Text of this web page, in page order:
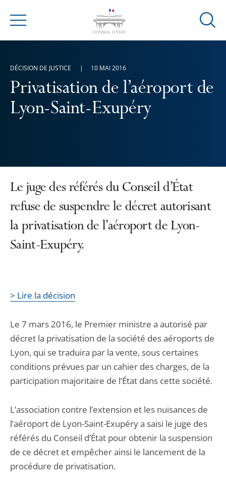
Menu
Ouvrir
Privatisation de l’aéroport de
Lyon-Saint-Exupéry
DÉCISION DE JUSTICE 10 MAI 2016
Le juge des référés du Conseil d’État
refuse de suspendre le décret autorisant
la privatisation de l’aéroport de Lyon-
Saint-Exupéry.
> Lire la décision
Le 7 mars 2016, le Premier ministre a autorisé par
décret la privatisation de la société des aéroports de
Lyon, qui se traduira par la vente, sous certaines
conditions prévues par un cahier des charges, de la
participation majoritaire de l’État dans cette société.
L’association contre l’extension et les nuisances de
l’aéroport de Lyon-Saint-Exupéry a saisi le juge des
référés du Conseil d’État pour obtenir la suspension
de ce décret et empêcher ainsi le lancement de la
procédure de privatisation.